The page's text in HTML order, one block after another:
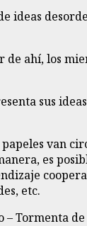
ideas
ahí, los
sus
van
es
etc.
Tormenta